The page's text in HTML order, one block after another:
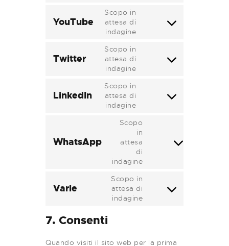
google-
YouTube
Scopo in
attesa di
indagine
Consent
youtube
Twitter
Scopo in
attesa di
indagine
Consent
LinkedIn
Scopo in
attesa di
indagine
Consent
WhatsApp
Scopo
in
attesa
di
indagine
Consent
Varie
Scopo in
attesa di
indagine
Consent
7. Consenti
Quando visiti il sito web per la prima